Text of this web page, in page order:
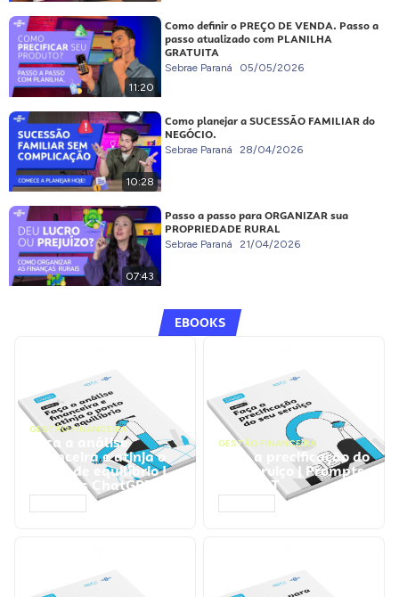
11:20
Como definir o PREÇO DE VENDA. Passo a
passo atualizado com PLANILHA
GRATUITA
Sebrae Paraná 05/05/2026
10:28
Como planejar a SUCESSÃO FAMILIAR do
NEGÓCIO.
Sebrae Paraná 28/04/2026
07:43
Passo a passo para ORGANIZAR sua
PROPRIEDADE RURAL
Sebrae Paraná 21/04/2026
EBOOKS
GESTÃO FINANCEIRA
Faça a análise
financeira e atinja o
ponto de equilíbrio |
Prompts ChatGPT
GESTÃO FINANCEIRA
Faça a precificação do
seu serviço | Prompts
ChatGPT